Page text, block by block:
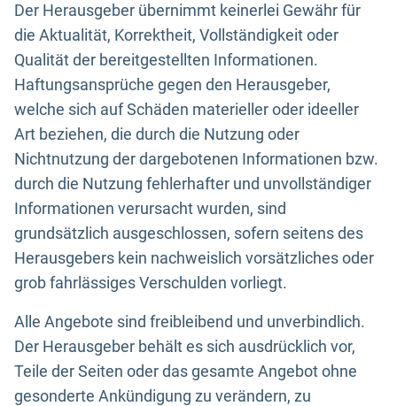
Der Herausgeber übernimmt keinerlei Gewähr für
die Aktualität, Korrektheit, Vollständigkeit oder
Qualität der bereitgestellten Informationen.
Haftungsansprüche gegen den Herausgeber,
welche sich auf Schäden materieller oder ideeller
Art beziehen, die durch die Nutzung oder
Nichtnutzung der dargebotenen Informationen bzw.
durch die Nutzung fehlerhafter und unvollständiger
Informationen verursacht wurden, sind
grundsätzlich ausgeschlossen, sofern seitens des
Herausgebers kein nachweislich vorsätzliches oder
grob fahrlässiges Verschulden vorliegt.
Alle Angebote sind freibleibend und unverbindlich.
Der Herausgeber behält es sich ausdrücklich vor,
Teile der Seiten oder das gesamte Angebot ohne
gesonderte Ankündigung zu verändern, zu